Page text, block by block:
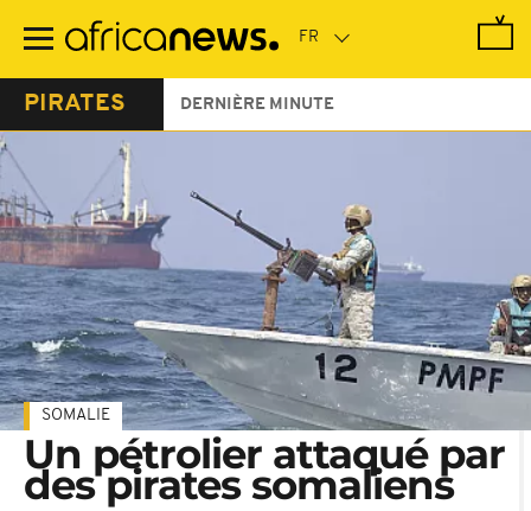
contenu
PIRATES DERNIÈRE MINUTE
SOMALIE
Un pétrolier attaqué par
des pirates somaliens